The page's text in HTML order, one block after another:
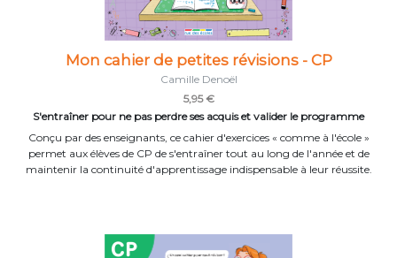
Mon cahier de petites révisions - CP
Camille Denoël
5,95 €
S'entraîner pour ne pas perdre ses acquis et valider le programme
Conçu par des enseignants, ce cahier d'exercices « comme à l'école »
permet aux élèves de CP de s'entraîner tout au long de l'année et de
maintenir la continuité d'apprentissage indispensable à leur réussite.